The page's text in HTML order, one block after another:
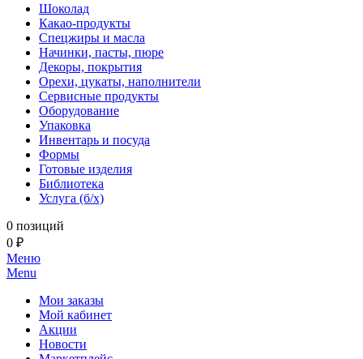
Шоколад
Какао-продукты
Спецжиры и масла
Начинки, пасты, пюре
Декоры, покрытия
Орехи, цукаты, наполнители
Сервисные продукты
Оборудование
Упаковка
Инвентарь и посуда
Формы
Готовые изделия
Библиотека
Услуга (б/х)
0 позиций
0 ₽
Меню
Menu
Мои заказы
Мой кабинет
Акции
Новости